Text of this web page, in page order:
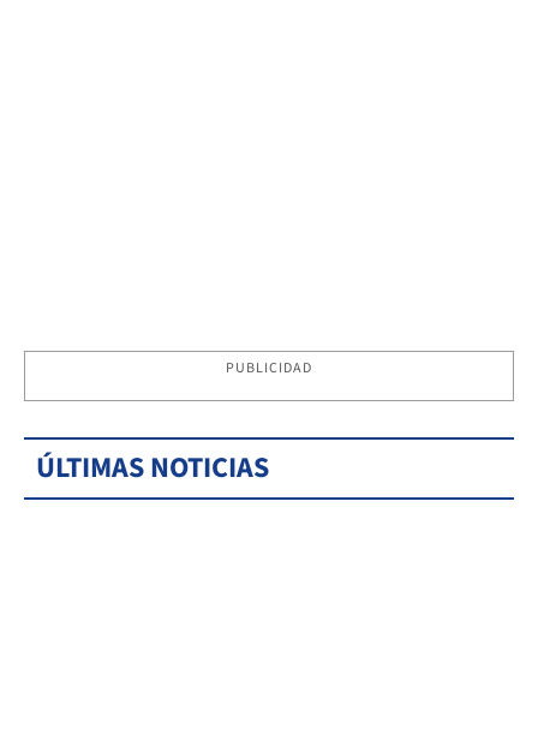
PUBLICIDAD
ÚLTIMAS NOTICIAS